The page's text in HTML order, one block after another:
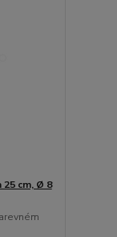
25 cm, Ø 8